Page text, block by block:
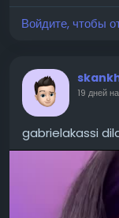
Войдите, чтобы
19 дней
gabrielakassi